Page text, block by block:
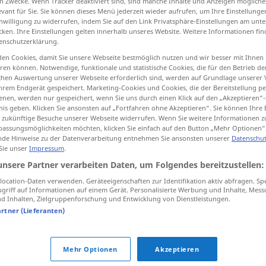
drainage
Entleerung eines Tanks etc
Entleerung eines Ballons
Entleerung MED des Darms
Entleerung MED von Eiter
für Sie. Sie können dieses Menü jederzeit wieder aufrufen, um Ihre
zu widerrufen, indem Sie auf den Link Privatsphäre-Einstellungen am
Ihre Einstellungen gelten innerhalb unseres Website. Weitere Informationen
Cookies, damit Sie unsere Webseite bestmöglich nutzen und wir besser mit Ihnen
können. Notwendige, funktionale und statistische Cookies, die für den Betrieb
Auswertung unserer Webseite erforderlich sind, werden auf Grundlage unserer
Endgerät gespeichert. Marketing-Cookies und Cookies, die der Bereitstellung
werden nur gespeichert, wenn Sie uns durch einen Klick auf den
geben. Klicken Sie ansonsten auf „Fortfahren ohne Akzeptieren“. Sie können Ihre
Besuche unserer Webseite widerrufen. Wenn Sie weitere Informationen
möchten, klicken Sie einfach auf den Button „Mehr Optionen“.
Hinweise zu der Datenverarbeitung entnehmen Sie ansonsten unserer
unser Impressum.
Partner verarbeiten Daten, um Folgendes bereitzustellen:
Daten verwenden. Geräteeigenschaften zur Identifikation aktiv abfragen.
auf Informationen auf einem Gerät. Personalisierte Werbung und Inhalte,
Inhalten, Zielgruppenforschung und Entwicklung von Dienstleistungen.
(Lieferanten)
Mehr Optionen Akzeptieren